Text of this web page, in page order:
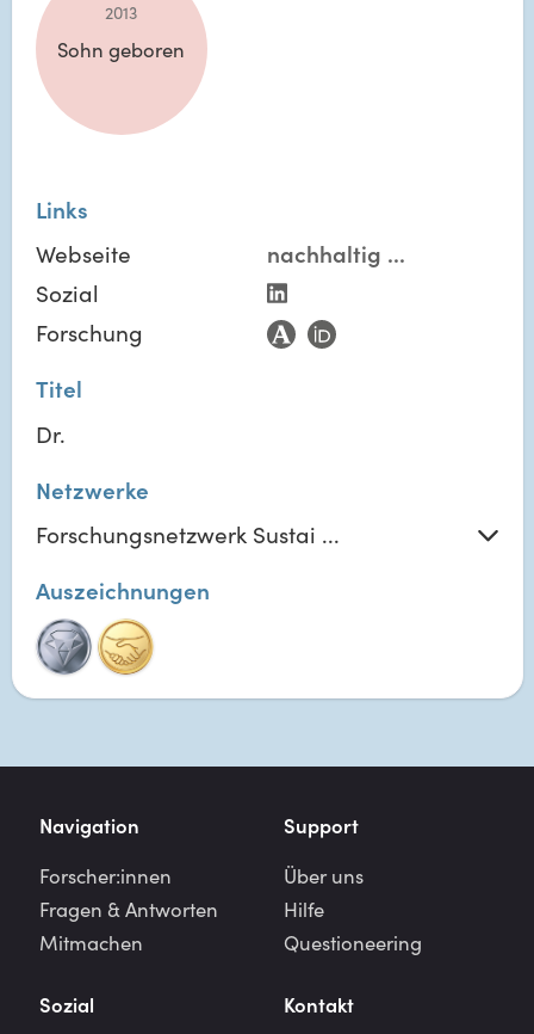
2013
Sohn geboren
Links
Webseite
nachhaltig ...
Sozial
Forschung
Titel
Dr.
Netzwerke
Forschungsnetzwerk Sustai ...
Auszeichnungen
Navigation
Forscher:innen
Fragen & Antworten
Mitmachen
Support
Über uns
Hilfe
Questioneering
Sozial
Kontakt